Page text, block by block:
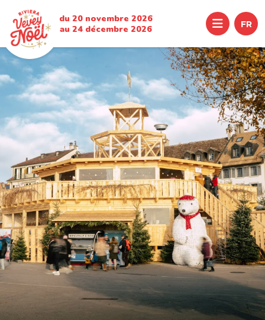
du 20 novembre 2026
au 24 décembre 2026
Menu
FR